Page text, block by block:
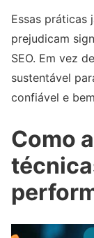
Essas práticas
prejudicam
SEO. Em vez
sustentável
confiável e
Como